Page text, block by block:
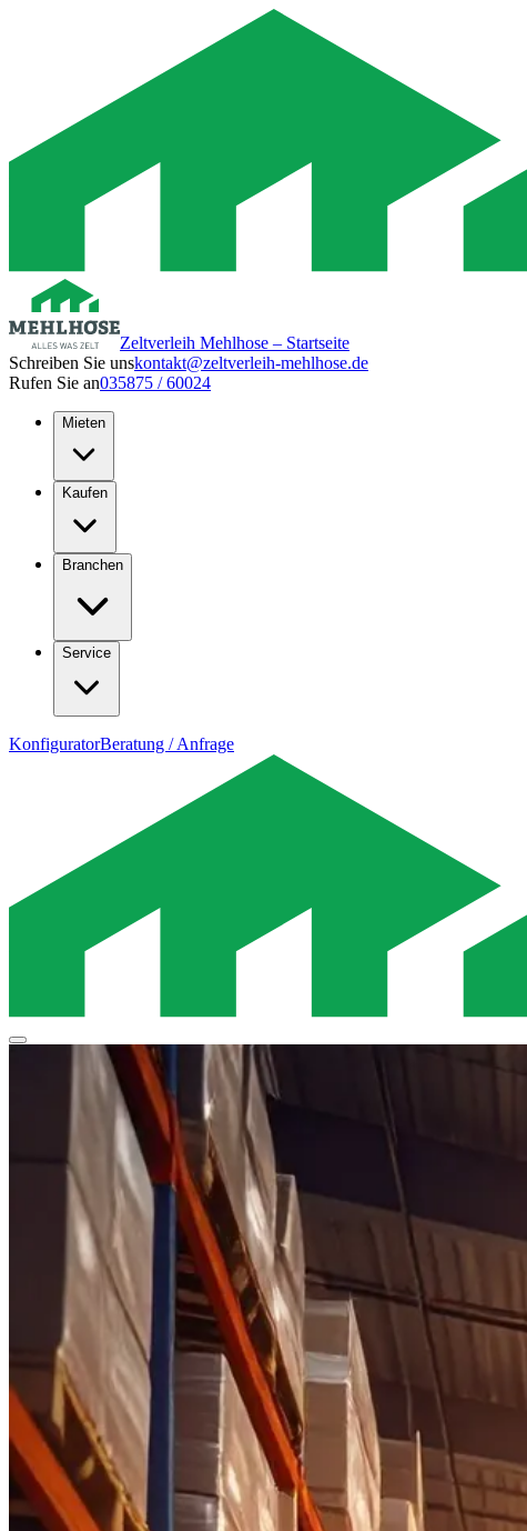
Zeltverleih Mehlhose – Startseite
Schreiben Sie unskontakt@zeltverleih-mehlhose.de
Rufen Sie an035875 / 60024
Mieten
Kaufen
Branchen
Service
KonfiguratorBeratung / Anfrage